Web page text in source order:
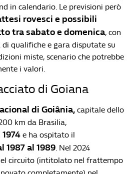
in calendario. Le previsioni però
rovesci e possibili
tra sabato e domenica, con
qualifiche e gara disputate su
miste, scenario che potrebbe
i valori.
di Goiana
di Goiânia, capitale dello
km da Brasilia,
e ha ospitato il
1987 al 1989. Nel 2024
circuito (intitolato nel frattempo